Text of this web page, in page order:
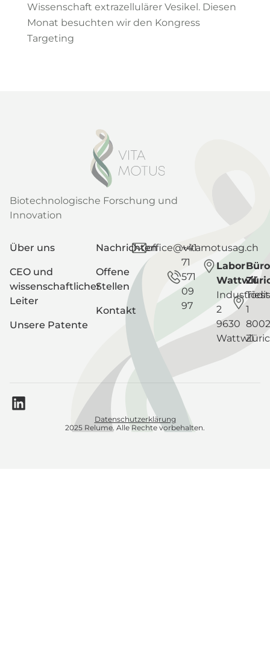
Wissenschaft extrazellulärer Vesikel. Diesen
Monat besuchten wir den Kongress
Targeting
Biotechnologische Forschung und
Innovation
Über uns
CEO und
wissenschaftlicher
Leiter
Unsere Patente
Nachrichten
Offene
Stellen
Kontakt
office@vitamotusag.ch
+41
71
571
09
97
Labor
Wattwil
2
9630
Wattwil
Büro
1
8002
Datenschutzerklärung
2025 Relume. Alle Rechte vorbehalten.